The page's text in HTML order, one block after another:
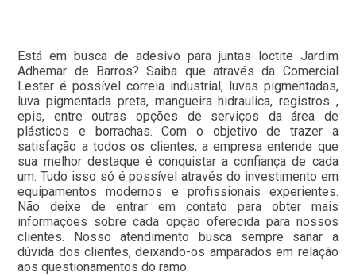
Está em busca de adesivo para juntas loctite Jardim
Adhemar de Barros? Saiba que através da Comercial
Lester é possível correia industrial, luvas pigmentadas,
luva pigmentada preta, mangueira hidraulica, registros ,
epis, entre outras opções de serviços da área de
plásticos e borrachas. Com o objetivo de trazer a
satisfação a todos os clientes, a empresa entende que
sua melhor destaque é conquistar a confiança de cada
um. Tudo isso só é possível através do investimento em
equipamentos modernos e profissionais experientes.
Não deixe de entrar em contato para obter mais
informações sobre cada opção oferecida para nossos
clientes. Nosso atendimento busca sempre sanar a
dúvida dos clientes, deixando-os amparados em relação
aos questionamentos do ramo.